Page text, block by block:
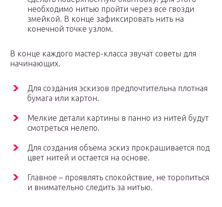
необходимо нитью пройти через все гвозди
змейкой. В конце зафиксировать нить на
конечной точке узлом.
В конце каждого мастер-класса звучат советы для
начинающих.
Для создания эскизов предпочтительна плотная
бумага или картон.
Мелкие детали картины в панно из нитей будут
смотреться нелепо.
Для создания объема эскиз прокрашивается под
цвет нитей и остается на основе.
Главное – проявлять спокойствие, не торопиться
и внимательно следить за нитью.